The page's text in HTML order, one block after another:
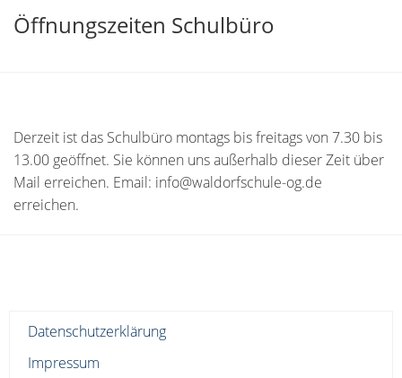
Öffnungszeiten Schulbüro
Derzeit ist das Schulbüro montags bis freitags von 7.30 bis
13.00 geöffnet. Sie können uns außerhalb dieser Zeit über
Mail erreichen. Email: info@waldorfschule-og.de
erreichen.
Datenschutzerklärung
Impressum